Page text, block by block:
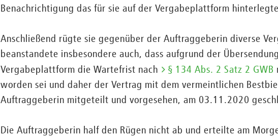
Benachrichtigung das für sie auf der Vergabeplattform
Anschließend rügte sie gegenüber der Auftraggeberin diverse
beanstandete insbesondere auch, dass aufgrund der
Vergabeplattform die Wartefrist nach
§ 134 Abs. 2 Satz 2 GWB
worden sei und daher der Vertrag mit dem vermeintlichen
Auftraggeberin mitgeteilt und vorgesehen, am 03.11.2020
Die Auftraggeberin half den Rügen nicht ab und erteilte am